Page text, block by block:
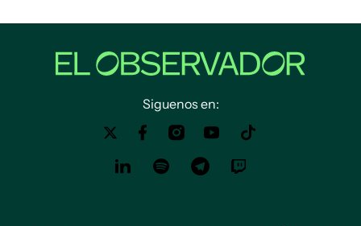
Siguenos en: